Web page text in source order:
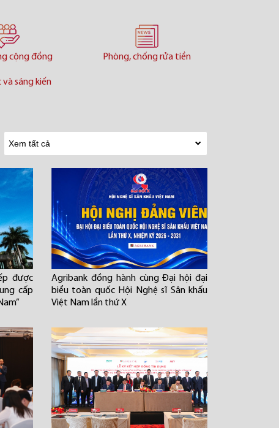
cộng đồng Phòng, chống rửa tiền
và sáng kiến
được
cấp
Agribank đồng hành cùng Đại hội đại
biểu toàn quốc Hội Nghệ sĩ Sân khấu
Việt Nam lần thứ X